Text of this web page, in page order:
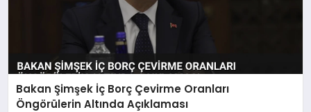
Bakan Şimşek İç Borç Çevirme Oranları
Öngörülerin Altında Açıklaması